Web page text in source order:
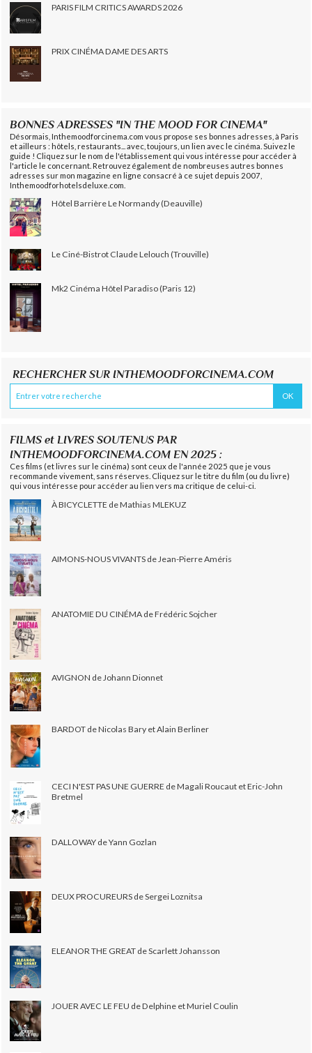
PARIS FILM CRITICS AWARDS 2026
PRIX CINÉMA DAME DES ARTS
BONNES ADRESSES "IN THE MOOD FOR CINEMA"
Désormais, Inthemoodforcinema.com vous propose ses bonnes adresses, à Paris
et ailleurs : hôtels, restaurants... avec, toujours, un lien avec le cinéma. Suivez le
guide ! Cliquez sur le nom de l'établissement qui vous intéresse pour accéder à
l'article le concernant. Retrouvez également de nombreuses autres bonnes
adresses sur mon magazine en ligne consacré à ce sujet depuis 2007,
Inthemoodforhotelsdeluxe.com.
Hôtel Barrière Le Normandy (Deauville)
Le Ciné-Bistrot Claude Lelouch (Trouville)
Mk2 Cinéma Hôtel Paradiso (Paris 12)
RECHERCHER SUR INTHEMOODFORCINEMA.COM
FILMS et LIVRES SOUTENUS PAR
INTHEMOODFORCINEMA.COM EN 2025 :
Ces films (et livres sur le cinéma) sont ceux de l'année 2025 que je vous
recommande vivement, sans réserves. Cliquez sur le titre du film (ou du livre)
qui vous intéresse pour accéder au lien vers ma critique de celui-ci.
À BICYCLETTE de Mathias MLEKUZ
AIMONS-NOUS VIVANTS de Jean-Pierre Améris
ANATOMIE DU CINÉMA de Frédéric Sojcher
AVIGNON de Johann Dionnet
BARDOT de Nicolas Bary et Alain Berliner
CECI N'EST PAS UNE GUERRE de Magali Roucaut et Eric-John
Bretmel
DALLOWAY de Yann Gozlan
DEUX PROCUREURS de Sergei Loznitsa
ELEANOR THE GREAT de Scarlett Johansson
JOUER AVEC LE FEU de Delphine et Muriel Coulin